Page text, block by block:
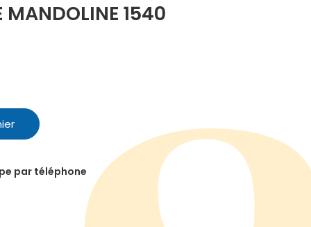
MANDOLINE 1540
par téléphone